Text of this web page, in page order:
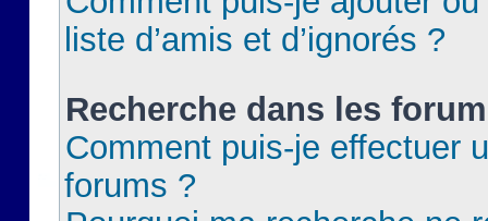
liste d’amis et d’ignorés ?
Recherche dans les
Comment puis-je effectuer
forums ?